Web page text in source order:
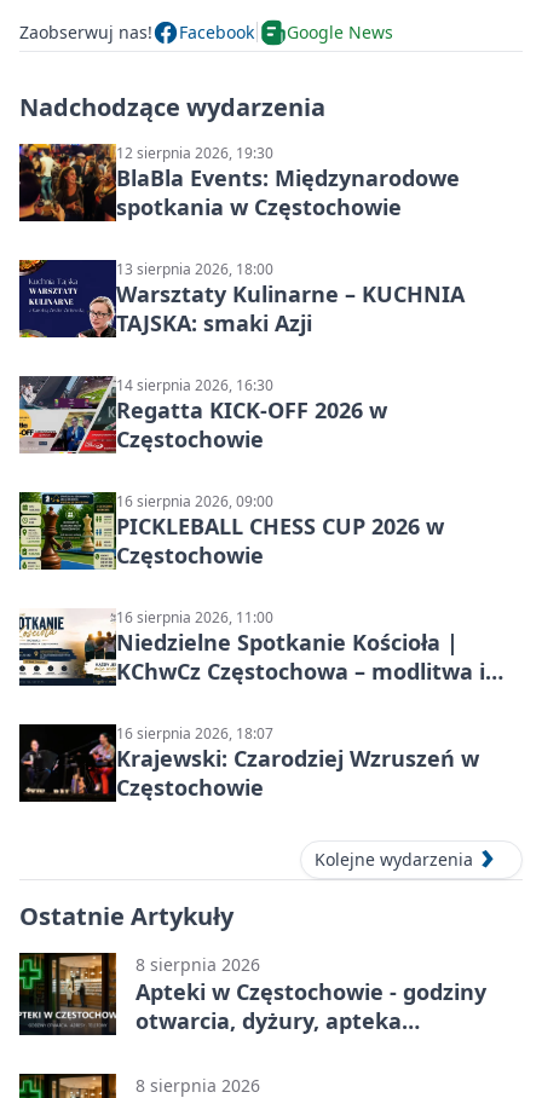
Zaobserwuj nas! Facebook Google News
Nadchodzące wydarzenia
12 sierpnia 2026, 19:30
BlaBla Events: Międzynarodowe
spotkania w Częstochowie
13 sierpnia 2026, 18:00
Warsztaty Kulinarne – KUCHNIA
TAJSKA: smaki Azji
14 sierpnia 2026, 16:30
Regatta KICK-OFF 2026 w
Częstochowie
16 sierpnia 2026, 09:00
PICKLEBALL CHESS CUP 2026 w
Częstochowie
16 sierpnia 2026, 11:00
Niedzielne Spotkanie Kościoła |
KChwCz Częstochowa – modlitwa i
16 sierpnia 2026, 18:07
Krajewski: Czarodziej Wzruszeń w
Częstochowie
Kolejne wydarzenia
Ostatnie Artykuły
8 sierpnia 2026
Apteki w Częstochowie - godziny
otwarcia, dyżury, apteka
8 sierpnia 2026